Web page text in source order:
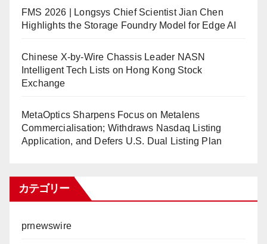
FMS 2026 | Longsys Chief Scientist Jian Chen
Highlights the Storage Foundry Model for Edge AI
Chinese X-by-Wire Chassis Leader NASN
Intelligent Tech Lists on Hong Kong Stock
Exchange
MetaOptics Sharpens Focus on Metalens
Commercialisation; Withdraws Nasdaq Listing
Application, and Defers U.S. Dual Listing Plan
カテゴリー
prnewswire